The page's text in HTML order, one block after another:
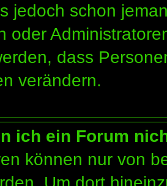
jedoch schon
oder
dass
verändern.
ich ein Forum
können nur von